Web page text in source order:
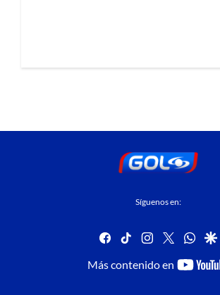
Síguenos en:
facebook
tiktok instagram
twitter
Más contenido en